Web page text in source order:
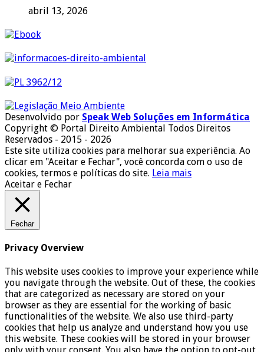
abril 13, 2026
Desenvolvido por Speak Web Soluções em Informática
Copyright © Portal Direito Ambiental Todos Direitos
Reservados - 2015 - 2026
Este site utiliza cookies para melhorar sua experiência. Ao
clicar em "Aceitar e Fechar", você concorda com o uso de
cookies, termos e políticas do site. Leia mais
Aceitar e Fechar
Fechar
Privacy Overview
This website uses cookies to improve your experience while
you navigate through the website. Out of these, the cookies
that are categorized as necessary are stored on your
browser as they are essential for the working of basic
functionalities of the website. We also use third-party
cookies that help us analyze and understand how you use
this website. These cookies will be stored in your browser